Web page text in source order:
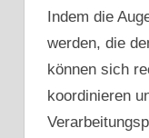
Indem die
werden, die
können sich
koordinieren